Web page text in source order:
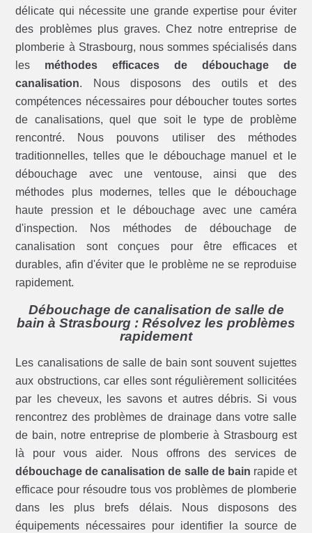
délicate qui nécessite une grande expertise pour éviter
des problèmes plus graves. Chez notre entreprise de
plomberie à Strasbourg, nous sommes spécialisés dans
les méthodes efficaces de débouchage de
canalisation. Nous disposons des outils et des
compétences nécessaires pour déboucher toutes sortes
de canalisations, quel que soit le type de problème
rencontré. Nous pouvons utiliser des méthodes
traditionnelles, telles que le débouchage manuel et le
débouchage avec une ventouse, ainsi que des
méthodes plus modernes, telles que le débouchage
haute pression et le débouchage avec une caméra
d'inspection. Nos méthodes de débouchage de
canalisation sont conçues pour être efficaces et
durables, afin d'éviter que le problème ne se reproduise
rapidement.
Débouchage de canalisation de salle de
bain à Strasbourg : Résolvez les problèmes
rapidement
Les canalisations de salle de bain sont souvent sujettes
aux obstructions, car elles sont régulièrement sollicitées
par les cheveux, les savons et autres débris. Si vous
rencontrez des problèmes de drainage dans votre salle
de bain, notre entreprise de plomberie à Strasbourg est
là pour vous aider. Nous offrons des services de
débouchage de canalisation de salle de bain rapide et
efficace pour résoudre tous vos problèmes de plomberie
dans les plus brefs délais. Nous disposons des
équipements nécessaires pour identifier la source de